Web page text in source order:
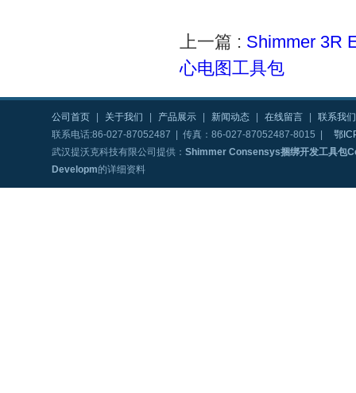
上一篇 : Shimmer 3R
心电图工具包
公司首页 关于我们 产品展示 新闻动态 在线留言
联系我们
联系电话:86-027-87052487 | 传真：86-027-87052487-8015 |
鄂
武汉提沃克科技有限公司提供： Shimmer Consensys捆绑开发工具包
Developm的详细资料